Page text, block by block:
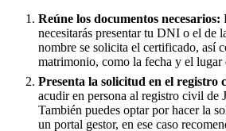
Reúne los documentos necesarios:
necesitarás presentar tu DNI o el de
nombre se solicita el certificado, así
matrimonio, como la fecha y el lugar
Presenta la solicitud en el registro
acudir en persona al registro civil de
También puedes optar por hacer la
un portal gestor, en ese caso